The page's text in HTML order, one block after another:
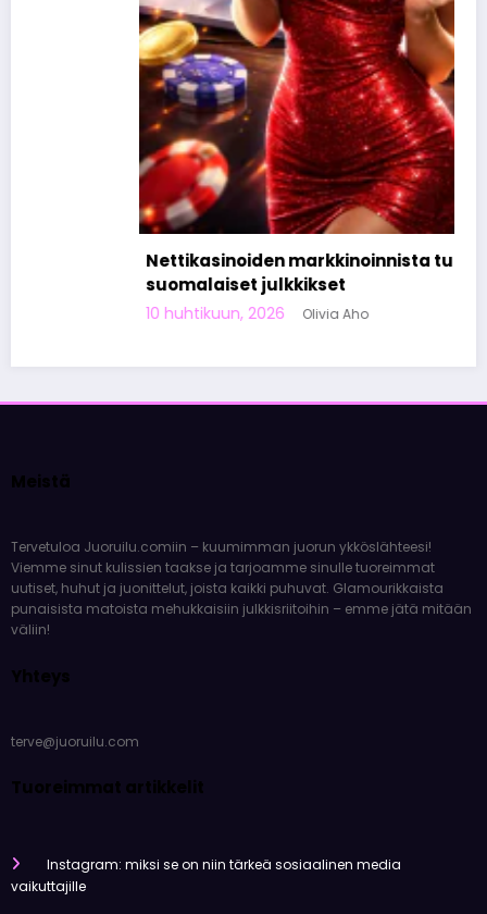
Nettikasinoiden markkinoinnista tunnetut
suomalaiset julkkikset
10 huhtikuun, 2026 Olivia Aho
Meistä
Tervetuloa Juoruilu.comiin – kuumimman juorun ykköslähteesi!
Viemme sinut kulissien taakse ja tarjoamme sinulle tuoreimmat
uutiset, huhut ja juonittelut, joista kaikki puhuvat. Glamourikkaista
punaisista matoista mehukkaisiin julkkisriitoihin – emme jätä mitään
väliin!
Yhteys
terve@juoruilu.com
Tuoreimmat artikkelit
Instagram: miksi se on niin tärkeä sosiaalinen media
vaikuttajille